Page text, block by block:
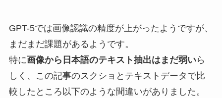
GPT-5では画像認識の精度が上がったようですが、
まだまだ課題があるようです。
特に画像から日本語のテキスト抽出はまだ弱いら
しく、この記事のスクショとテキストデータで比
較したところ以下のような間違いがありました。